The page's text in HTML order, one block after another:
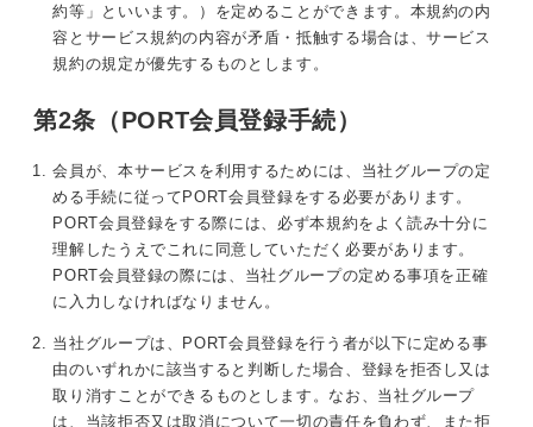
約等」といいます。）を定めることができます。本規約の内
容とサービス規約の内容が矛盾・抵触する場合は、サービス
規約の規定が優先するものとします。
第2条（PORT会員登録手続）
会員が、本サービスを利用するためには、当社グループの定
める手続に従ってPORT会員登録をする必要があります。
PORT会員登録をする際には、必ず本規約をよく読み十分に
理解したうえでこれに同意していただく必要があります。
PORT会員登録の際には、当社グループの定める事項を正確
に入力しなければなりません。
当社グループは、PORT会員登録を行う者が以下に定める事
由のいずれかに該当すると判断した場合、登録を拒否し又は
取り消すことができるものとします。なお、当社グループ
は、当該拒否又は取消について一切の責任を負わず、また拒